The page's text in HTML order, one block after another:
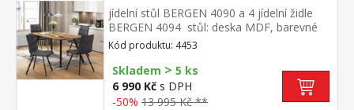
jídelní stůl BERGEN 4090 a 4 jídelní židle
BERGEN 4094 stůl: deska MDF, barevné
provedení dub Wotan kovová konstrukce,
barevné provedení černá židle: potah
broušená kůže – imitace mikrovlákno,
barevné provedení antracitová kovová
konstrukce, barevné provedení černá výška
Kód produktu: 4453
Skladem > 5 ks
6 990 Kč s DPH
-50% 13 995 Kč **